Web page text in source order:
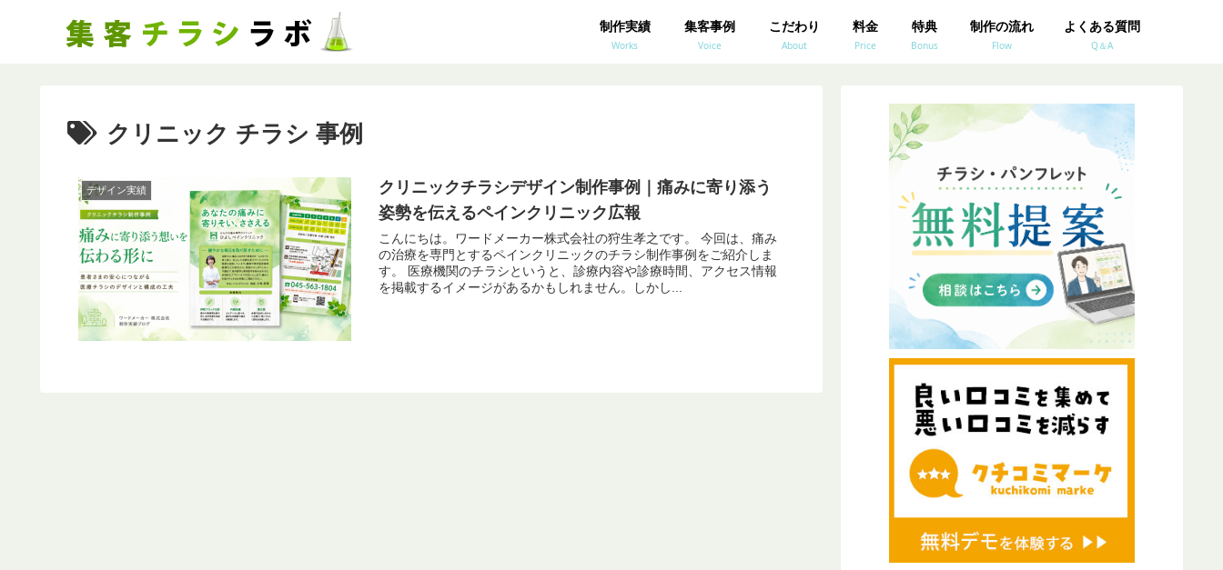
制作実績
Works
集客事例
Voice
こだわり
About
料金
Price
特典
Bonus
制作の流れ
Flow
よくある質問
Q＆A
クリニック チラシ 事例
デザイン実績
クリニックチラシデザイン制作事例｜痛みに寄り添う
姿勢を伝えるペインクリニック広報
こんにちは。ワードメーカー株式会社の狩生孝之です。 今回は、痛み
の治療を専門とするペインクリニックのチラシ制作事例をご紹介しま
す。 医療機関のチラシというと、診療内容や診療時間、アクセス情報
を掲載するイメージがあるかもしれません。しかし...